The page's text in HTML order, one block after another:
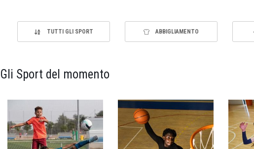
TUTTI GLI SPORT ABBIGLIAMENTO
Gli Sport del momento